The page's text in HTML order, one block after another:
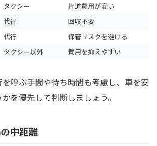
タクシー
片道費用が安い
代行
回収不要
代行
保管リスクを避ける
タクシー以外 費用を抑えやすい
呼ぶ手間や待ち時間も考慮し、車を安
を優先して判断しましょう。
中距離